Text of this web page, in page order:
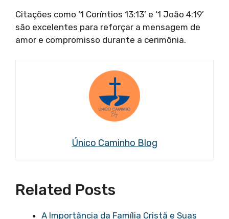
Citações como ‘1 Coríntios 13:13’ e ‘1 João 4:19’
são excelentes para reforçar a mensagem de
amor e compromisso durante a cerimônia.
Único Caminho Blog
Related Posts
A Importância da Família Cristã e Suas